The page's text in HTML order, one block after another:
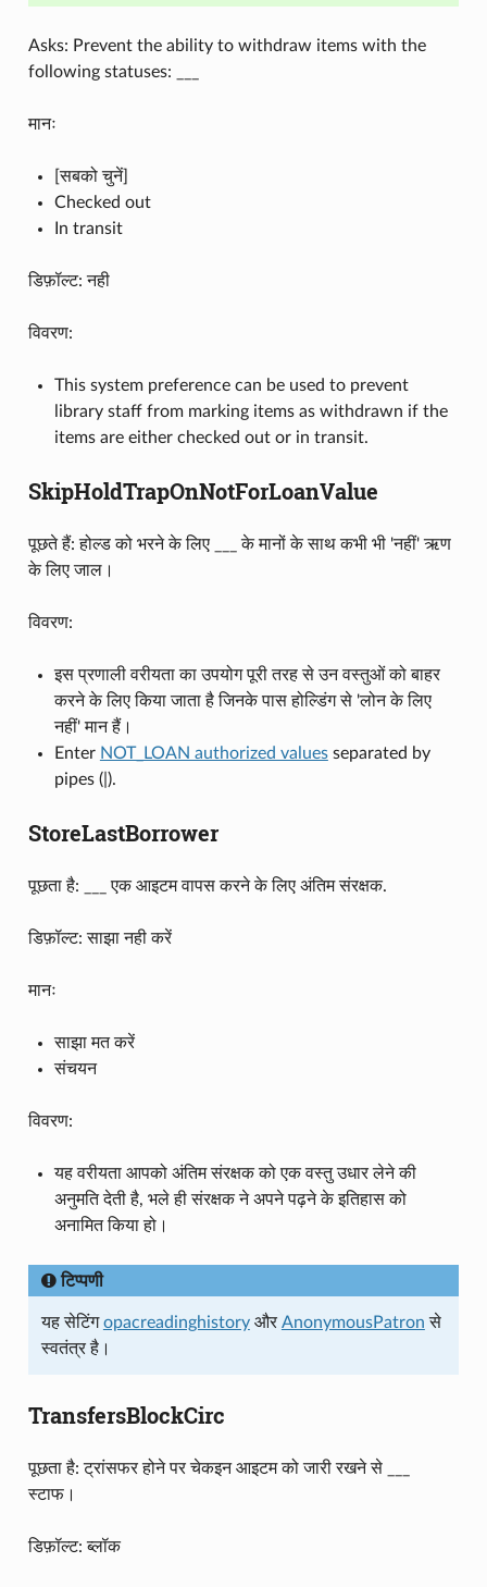
Asks: Prevent the ability to withdraw items with the
following statuses: ___
मानः
[सबको चुनें]
Checked out
In transit
डिफ़ॉल्ट: नही
विवरण:
This system preference can be used to prevent
library staff from marking items as withdrawn if the
items are either checked out or in transit.
SkipHoldTrapOnNotForLoanValue
पूछते हैं: होल्ड को भरने के लिए ___ के मानों के साथ कभी भी 'नहीं' ऋण
के लिए जाल।
विवरण:
इस प्रणाली वरीयता का उपयोग पूरी तरह से उन वस्तुओं को बाहर
करने के लिए किया जाता है जिनके पास होल्डिंग से 'लोन के लिए
नहीं' मान हैं।
Enter NOT_LOAN authorized valuesseparated by
pipes (|).
StoreLastBorrower
पूछता है: ___ एक आइटम वापस करने के लिए अंतिम संरक्षक.
डिफ़ॉल्ट: साझा नही करें
मानः
साझा मत करें
संचयन
विवरण:
यह वरीयता आपको अंतिम संरक्षक को एक वस्तु उधार लेने की
अनुमति देती है, भले ही संरक्षक ने अपने पढ़ने के इतिहास को
अनामित किया हो।
टिप्पणी
यह सेटिंगopacreadinghistoryऔर AnonymousPatron से
स्वतंत्र है।
TransfersBlockCirc
पूछता है: ट्रांसफर होने पर चेकइन आइटम को जारी रखने से ___
स्टाफ।
डिफ़ॉल्ट: ब्लॉक